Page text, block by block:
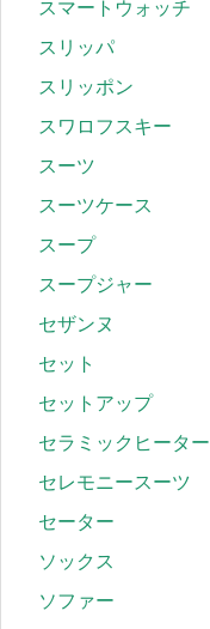
スマートウォッチ
スリッパ
スリッポン
スワロフスキー
スーツ
スーツケース
スープ
スープジャー
セザンヌ
セット
セットアップ
セラミックヒーター
セレモニースーツ
セーター
ソックス
ソファー